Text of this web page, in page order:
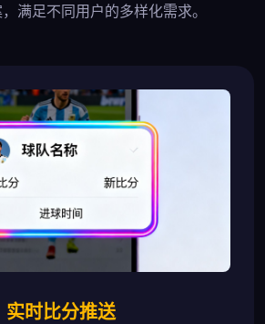
满足不同用户的多样化需求。
实时比分推送